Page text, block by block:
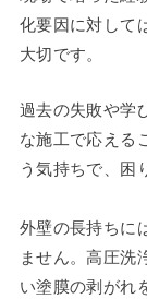
化要因に対して
大切です。
過去の失敗や学
な施工で応える
う気持ちで、困
外壁の長持ちに
ません。高圧洗
い塗膜の剥がれ